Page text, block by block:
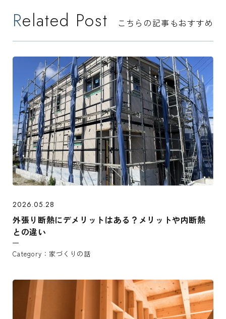
Related Post こちらの記事もおすすめ
2026.05.28
外張り断熱にデメリットはある？メリットや内断熱
との違い
家づくりの話